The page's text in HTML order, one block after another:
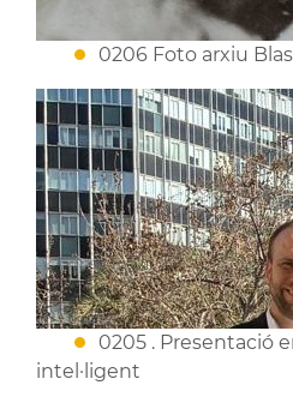
0206 Foto arxiu
0205 . Presentació
intel·ligent